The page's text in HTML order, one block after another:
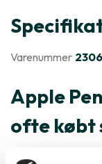
Varenummer
Apple
ofte købt